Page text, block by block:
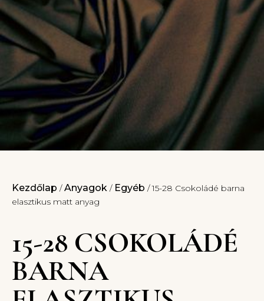
Kezdőlap /Anyagok / Egyéb / 15-28 Csokoládé barna
elasztikus matt anyag
15-28 CSOKOLÁDÉ
BARNA